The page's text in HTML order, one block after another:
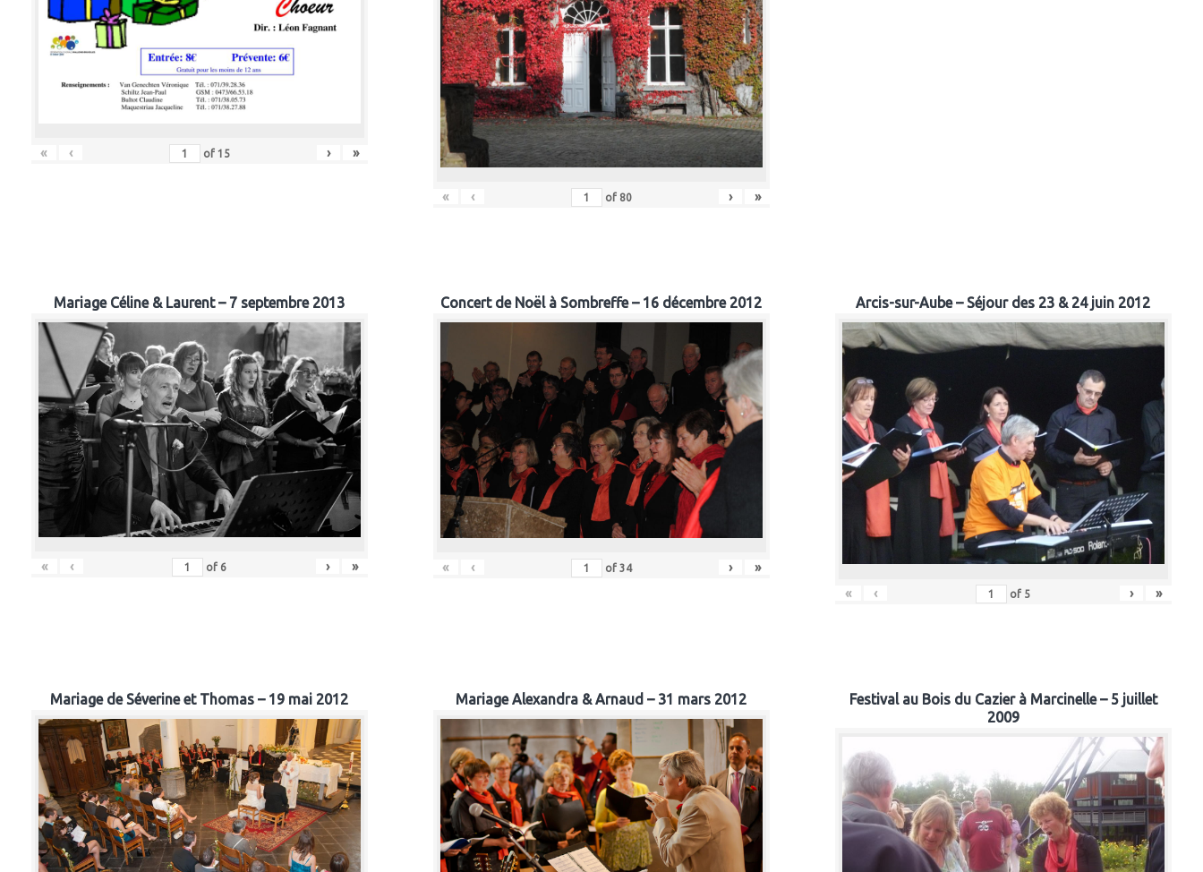
« ‹ of 15 › »
« ‹ of 80 › »
Mariage Céline & Laurent – 7 septembre 2013
« ‹ of 6 › »
Concert de Noël à Sombreffe – 16 décembre 2012
« ‹ of 34 › »
Arcis-sur-Aube – Séjour des 23 & 24 juin 2012
« ‹ of 5 › »
Mariage de Séverine et Thomas – 19 mai 2012 Mariage Alexandra & Arnaud – 31 mars 2012
Festival au Bois du Cazier à Marcinelle – 5 juillet
2009